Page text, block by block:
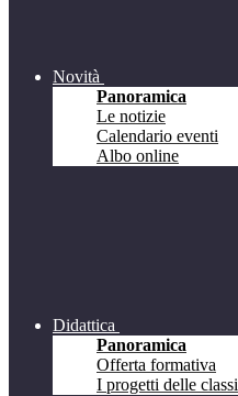
Novità
Panoramica
Le notizie
Calendario eventi
Albo online
Didattica
Panoramica
Offerta formativa
I progetti delle classi